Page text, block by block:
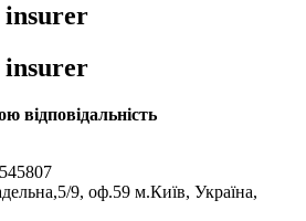
відповідальність
9, оф.59 м.Київ, Україна,